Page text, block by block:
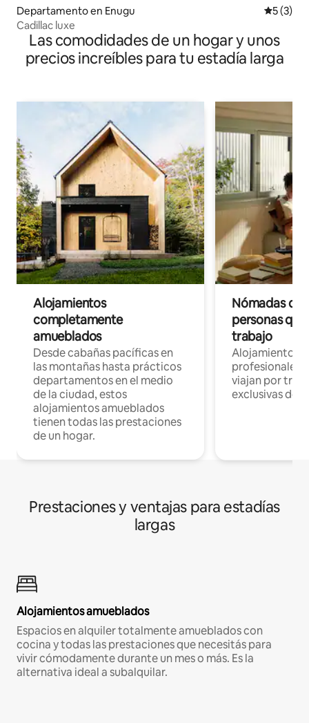
Departamento en Enugu
5 (3)
Cadillac luxe
Las comodidades de un hogar y unos
precios increíbles para tu estadía larga
Alojamientos
completamente
amueblados
Desde cabañas pacíficas en
las montañas hasta prácticos
departamentos en el medio
de la ciudad, estos
alojamientos amueblados
tienen todas las prestaciones
de un hogar.
Nómadas
personas
trabajo
Alojamientos
profesionales
viajan por
exclusivas de
Prestaciones y ventajas para estadías
largas
Alojamientos amueblados
Espacios en alquiler totalmente amueblados con
cocina y todas las prestaciones que necesitás para
vivir cómodamente durante un mes o más. Es la
alternativa ideal a subalquilar.